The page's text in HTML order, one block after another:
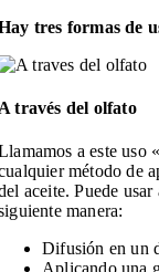
tres formas de
través del olfato
a este uso
método de
aceite. Puede usar
manera:
Difusión en un
Aplicando una